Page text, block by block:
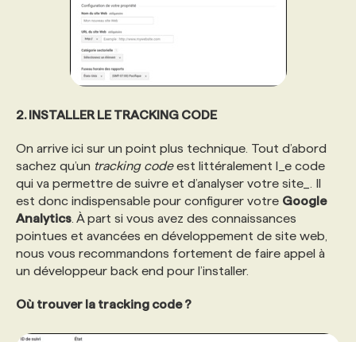
2. INSTALLER LE TRACKING CODE
On arrive ici sur un point plus technique. Tout d’abord
sachez qu’un tracking codeest littéralement l_e code
qui va permettre de suivre et d’analyser votre site_. Il
est donc indispensable pour configurer votre Google
Analytics . À part si vous avez des connaissances
pointues et avancées en développement de site web,
nous vous recommandons fortement de faire appel à
un développeur back end pour l’installer.
Où trouver la tracking code ?